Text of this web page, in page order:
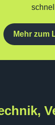
Mehr zum